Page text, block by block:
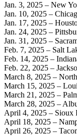
Jan. 3, 2025 – New
Jan. 10, 2025 –
Jan. 17, 2025 –
Jan. 24, 2025 –
Jan. 31, 2025 –
Feb. 7, 2025 – Salt
Feb. 14, 2025 –
Feb. 22, 2025 –
March 8, 2025 –
March 15, 2025 –
March 21, 2025 –
March 28, 2025 –
April 4, 2025 – Sioux
April 18, 2025 –
April 26, 2025 –